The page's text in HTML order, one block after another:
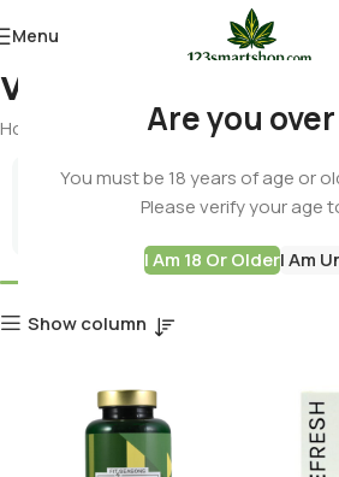
Are you over
You must be 18 years of age or
Please verify your age
I Am 18 Or OlderI Am
Menu
vitamins
Home Products tagged “vitamins”
Best Deals
Show column